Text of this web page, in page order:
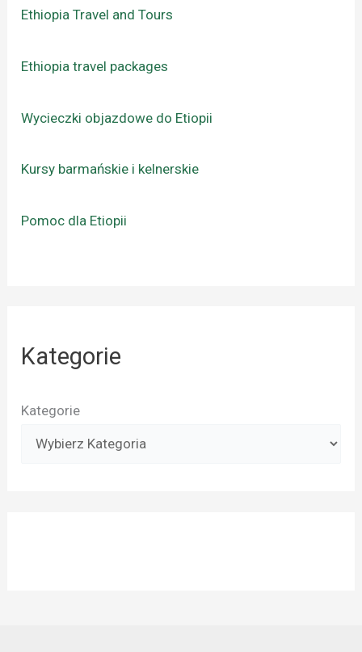
Ethiopia Travel and Tours
Ethiopia travel packages
Wycieczki objazdowe do Etiopii
Kursy barmańskie i kelnerskie
Pomoc dla Etiopii
Kategorie
Kategorie